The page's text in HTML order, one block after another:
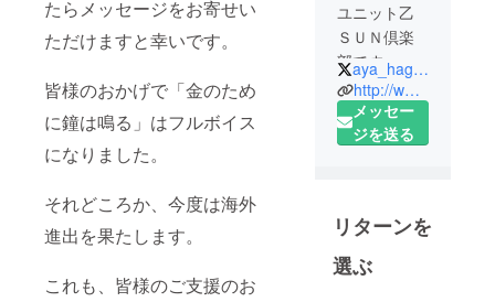
たらメッセージをお寄せい
ただけますと幸いです。
皆様のおかげで「金のため
に鐘は鳴る」はフルボイス
になりました。
それどころか、今度は海外
進出を果たします。
これも、皆様のご支援のお
ユニット乙
ＳＵＮ倶楽
部です。
おっさんと
筋肉とヒゲ
に揉まれる
aya_hagane
http://www.otusun.club/index.html
メッセー
ジを送る
リターンを
選ぶ